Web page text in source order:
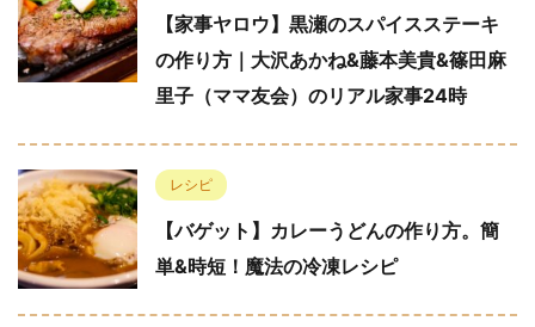
【家事ヤロウ】黒瀬のスパイスステーキ
の作り方｜大沢あかね&藤本美貴&篠田麻
里子（ママ友会）のリアル家事24時
レシピ
【バゲット】カレーうどんの作り方。簡
単&時短！魔法の冷凍レシピ